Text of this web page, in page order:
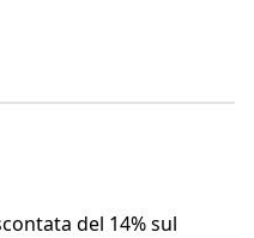
del 14% sul